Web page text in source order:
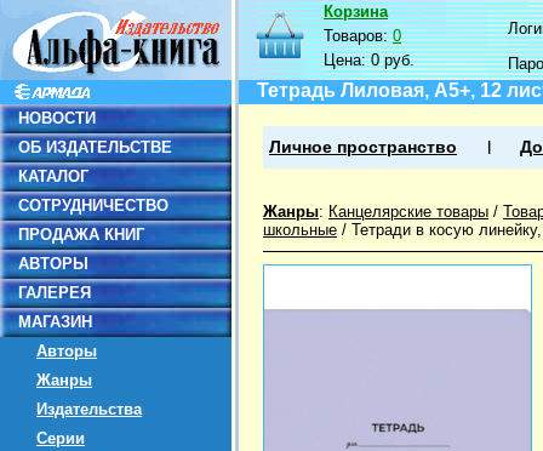
НОВОСТИ
ОБ ИЗДАТЕЛЬСТВЕ
КАТАЛОГ
СОТРУДНИЧЕСТВО
ПРОДАЖА КНИГ
АВТОРЫ
ГАЛЕРЕЯ
МАГАЗИН
Авторы
Жанры
Издательства
Серии
Корзина
Товаров:0
Цена:0 руб.
Тетрадь Лиловая, А5+, 12
Личное пространство
Жанры: Канцелярские товары /
школьные / Тетради в косую